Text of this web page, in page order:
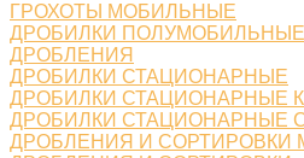
ГРОХОТЫ МОБИЛЬНЫЕ
ДРОБИЛКИ
ДРОБЛЕНИЯ
ДРОБИЛКИ СТАЦИОНАРНЫЕ
ДРОБИЛКИ СТАЦИОНАРНЫЕ
ДРОБИЛКИ СТАЦИОНАРНЫЕ
ДРОБЛЕНИЯ И СОРТИРОВКИ